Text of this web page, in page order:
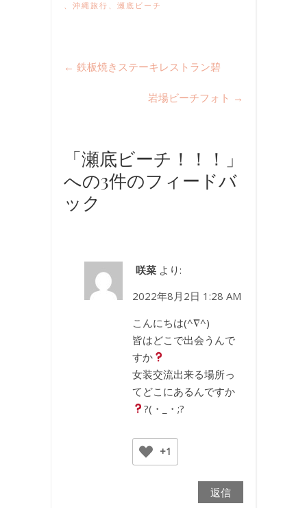
沖縄旅行 瀬底ビーチ
← 鉄板焼きステーキレストラン碧
岩場ビーチフォト →
「瀬底ビーチ！！！」
への3件のフィードバ
ック
咲菜 より:
2022年8月2日 1:28 AM
こんにちは(^∇^)
皆はどこで出会うんで
すか
女装交流出来る場所っ
てどこにあるんですか
?(・_・;?
+1
返信